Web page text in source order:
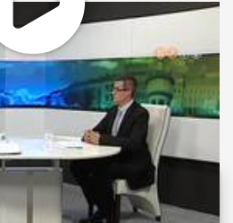
is!